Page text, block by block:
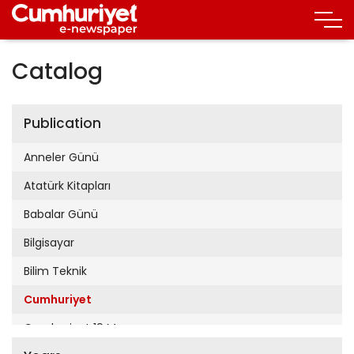
Catalog
Publication
Anneler Günü
Atatürk Kitapları
Babalar Günü
Bilgisayar
Bilim Teknik
Cumhuriyet
Cumhuriyet 19 Mayıs